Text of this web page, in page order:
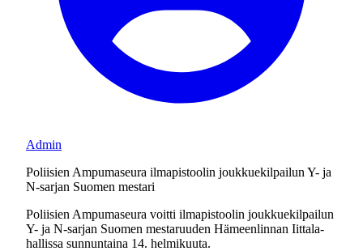
Admin
Poliisien Ampumaseura ilmapistoolin joukkuekilpailun Y- ja
N-sarjan Suomen mestari
Poliisien Ampumaseura voitti ilmapistoolin joukkuekilpailun
Y- ja N-sarjan Suomen mestaruuden Hämeenlinnan Iittala-
hallissa sunnuntaina 14. helmikuuta.